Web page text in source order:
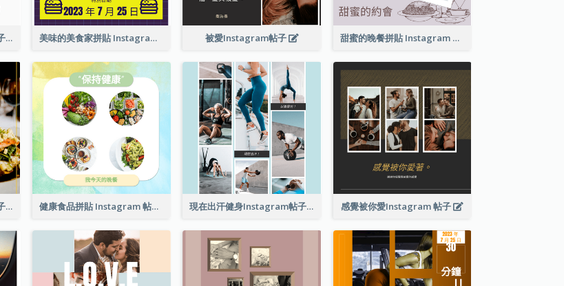
生日快樂祝福Instagram帖子 美味的美食家拼貼 Instagram 帖子 被愛Instagram帖子 甜蜜的晚餐拼貼 Instagram 帖子
好食物好心情Instagram帖子 健康食品拼貼 Instagram 帖子 現在出汗健身Instagram帖子 感覺被你愛Instagram 帖子